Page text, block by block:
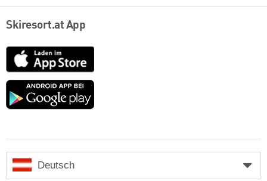
Skiresort.at App
App
Store
Google
Deutsch